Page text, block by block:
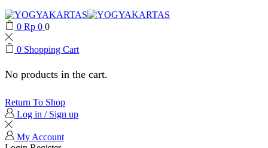
0 Rp 0 0
0 Shopping Cart
No products in the cart.
Return To Shop
Log in / Sign up
My Account